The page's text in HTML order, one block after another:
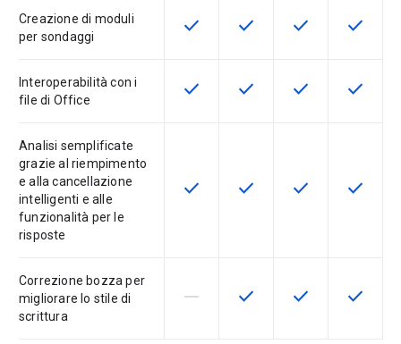
Creazione di moduli
per sondaggi
Questa funzionalità è disponibile
check Questa funzionalità è
check Questa
check Questa
check
Interoperabilità con i
file di Office
Questa funzionalità è disponibile
check Questa funzionalità è
check Questa
check Questa
check
Analisi semplificate
grazie al riempimento
e alla cancellazione
intelligenti e alle
funzionalità per le
risposte
Questa funzionalità è disponibile
check Questa funzionalità è
check Questa
check Questa
check
Correzione bozza per
migliorare lo stile di
scrittura
La funzionalità non è supportata
horizontal_rule Questa funzionalità è
check Questa
check Questa
check